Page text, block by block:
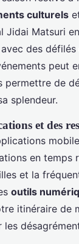
culturels
Jidai Matsuri
des défilés
peut
permettre de
splendeur.
et des
en temps
et la
outils
itinéraire de